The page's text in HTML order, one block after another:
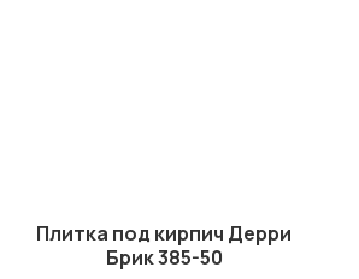
Плитка под кирпич Дерри
Брик 385-50